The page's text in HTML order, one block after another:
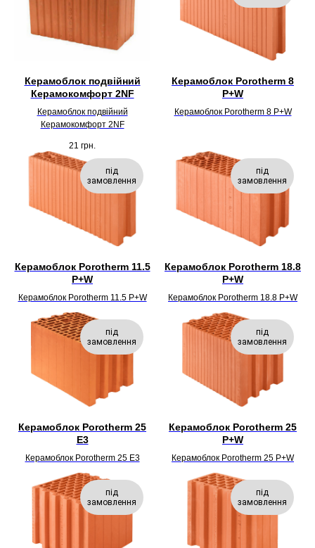
Керамоблок подвійний
Керамокомфорт 2NF
Керамоблок подвійний
Керамокомфорт 2NF
21 грн.
Керамоблок Porotherm 8
P+W
Керамоблок Porotherm 8 P+W
під
замовлення
Керамоблок Porotherm 11.5
P+W
Керамоблок Porotherm 11.5 P+W
під
замовлення
Керамоблок Porotherm 18.8
P+W
Керамоблок Porotherm 18.8 P+W
під
замовлення
Керамоблок Porotherm 25
E3
Керамоблок Porotherm 25 E3
під
замовлення
Керамоблок Porotherm 25
P+W
Керамоблок Porotherm 25 P+W
під
замовлення
під
замовлення